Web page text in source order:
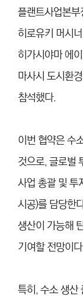
플랜트사업본
히로유키 머시
히가시야마 에
마사시 도시환
참석했다.
이번 협약은 수
것으로, 글로벌
사업 총괄 및 투
시공)를 담당한
생산이 가능해
기여할 전망이
특히, 수소 생산